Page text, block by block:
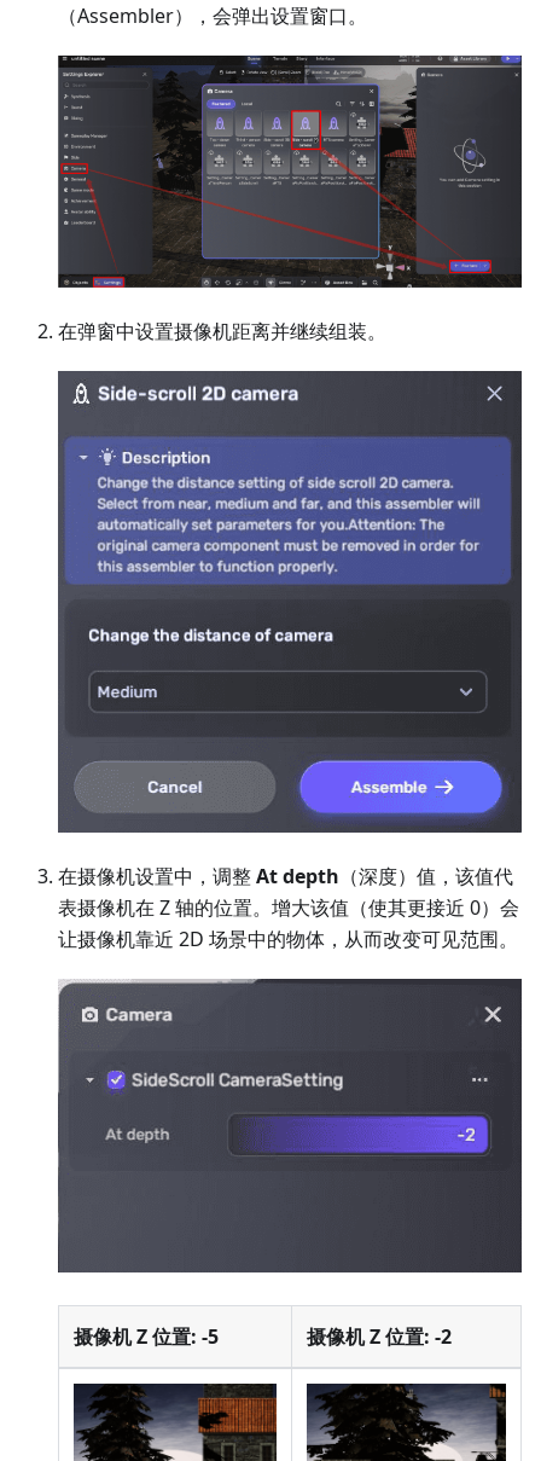
（Assembler），会弹出设置窗口。
在弹窗中设置摄像机距离并继续组装。
在摄像机设置中，调整At depth （深度）值，该值代
表摄像机在 Z 轴的位置。增大该值（使其更接近 0）会
让摄像机靠近 2D 场景中的物体，从而改变可见范围。
摄像机 Z 位置: -5 摄像机 Z 位置: -2